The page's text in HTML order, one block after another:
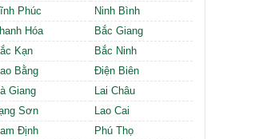
Phường Tương Mai
Phường Vĩnh Hưng
Phường Lĩnh Nam
Phường Hồng Hà
Phường Láng
Phường Văn Miếu
Phường Kim Liên
Phường Bạch Mai
Phúc
Ninh Bình
Hóa
Bắc Giang
Kạn
Bắc Ninh
Bằng
Điện Biên
Giang
Lai Châu
Sơn
Lao Cai
Định
Phú Thọ